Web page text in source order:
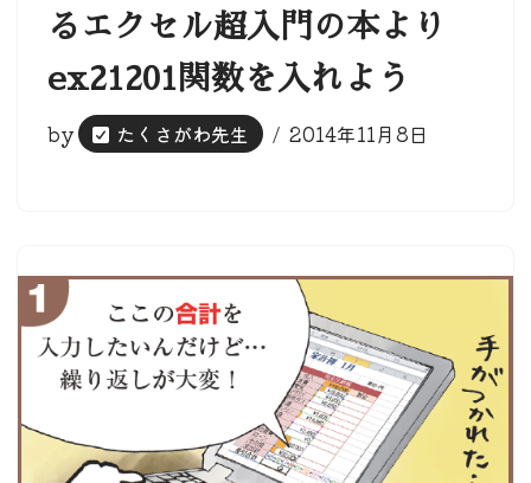
るエクセル超入門の本より
ex21201関数を入れよう
by たくさがわ先生 2014年11月8日